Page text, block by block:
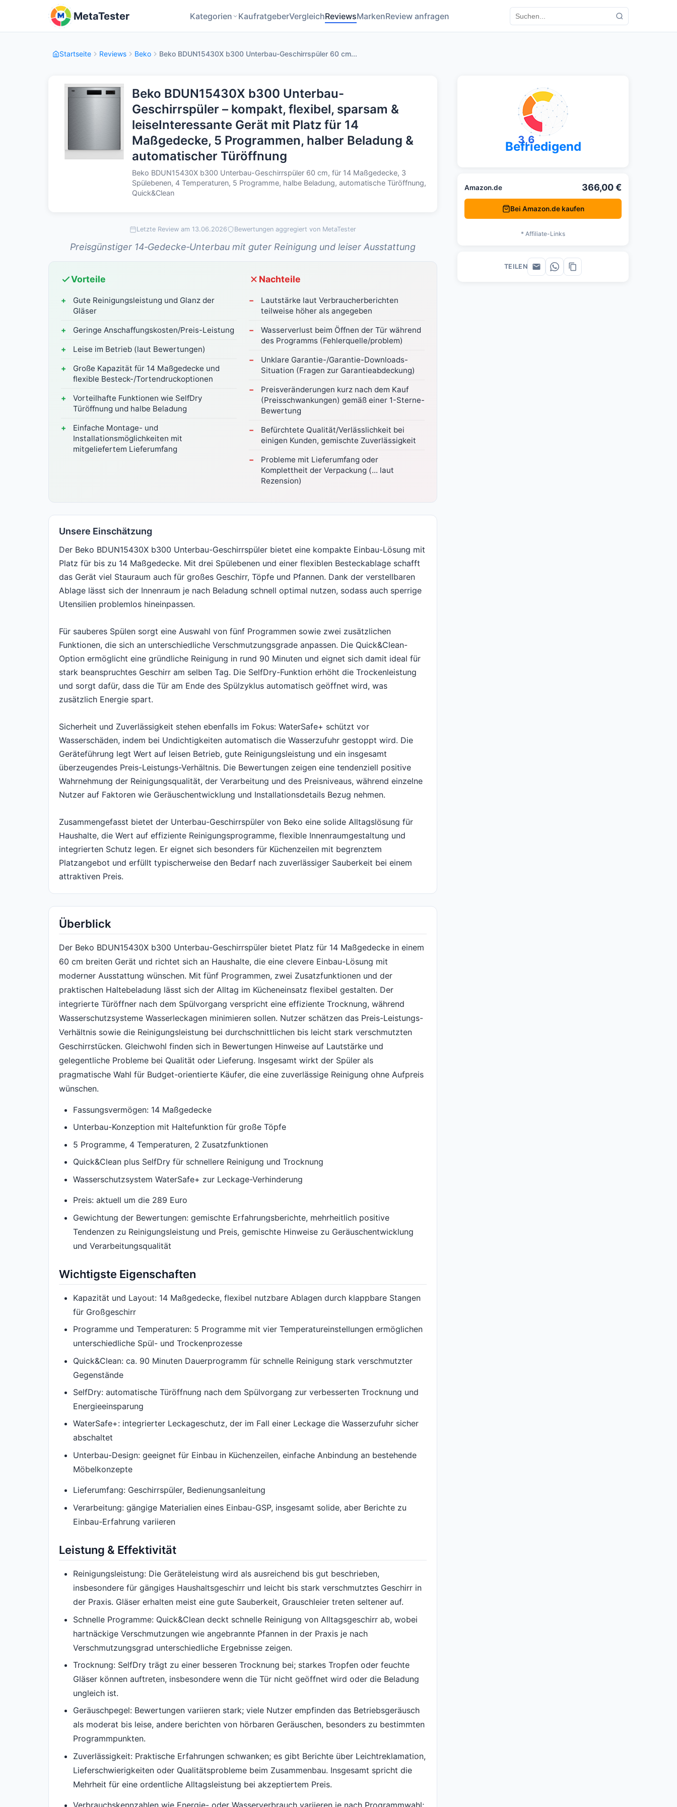
MetaTester Kategorien KaufratgeberVergleichReviewsMarkenReview anfragen
Startseite Reviews Beko Beko BDUN15430X b300 Unterbau-Geschirrspüler 60 cm...
Beko BDUN15430X b300 Unterbau-
Geschirrspüler – kompakt, flexibel, sparsam &
leiseInteressante Gerät mit Platz für 14
Maßgedecke, 5 Programmen, halber Beladung &
automatischer Türöffnung
Beko BDUN15430X b300 Unterbau-Geschirrspüler 60 cm, für 14 Maßgedecke, 3
Spülebenen, 4 Temperaturen, 5 Programme, halbe Beladung, automatische Türöffnung,
Quick&Clean
Letzte Review am 13.06.2026 Bewertungen aggregiert von MetaTester
Preisgünstiger 14‑Gedecke‑Unterbau mit guter Reinigung und leiser Ausstattung
Vorteile
Gute Reinigungsleistung und Glanz der
Gläser
Geringe Anschaffungskosten/Preis-Leistung
Leise im Betrieb (laut Bewertungen)
Große Kapazität für 14 Maßgedecke und
flexible Besteck-/Tortendruckoptionen
Vorteilhafte Funktionen wie SelfDry
Türöffnung und halbe Beladung
Einfache Montage- und
Installationsmöglichkeiten mit
mitgeliefertem Lieferumfang
Nachteile
Lautstärke laut Verbraucherberichten
teilweise höher als angegeben
Wasserverlust beim Öffnen der Tür während
des Programms (Fehlerquelle/problem)
Unklare Garantie-/Garantie-Downloads-
Situation (Fragen zur Garantieabdeckung)
Preisveränderungen kurz nach dem Kauf
(Preisschwankungen) gemäß einer 1-Sterne-
Bewertung
Befürchtete Qualität/Verlässlichkeit bei
einigen Kunden, gemischte Zuverlässigkeit
Probleme mit Lieferumfang oder
Komplettheit der Verpackung (... laut
Rezension)
Unsere Einschätzung
Der Beko BDUN15430X b300 Unterbau-Geschirrspüler bietet eine kompakte Einbau-Lösung mit
Platz für bis zu 14 Maßgedecke. Mit drei Spülebenen und einer flexiblen Besteckablage schafft
das Gerät viel Stauraum auch für großes Geschirr, Töpfe und Pfannen. Dank der verstellbaren
Ablage lässt sich der Innenraum je nach Beladung schnell optimal nutzen, sodass auch sperrige
Utensilien problemlos hineinpassen.
Für sauberes Spülen sorgt eine Auswahl von fünf Programmen sowie zwei zusätzlichen
Funktionen, die sich an unterschiedliche Verschmutzungsgrade anpassen. Die Quick&Clean-
Option ermöglicht eine gründliche Reinigung in rund 90 Minuten und eignet sich damit ideal für
stark beanspruchtes Geschirr am selben Tag. Die SelfDry-Funktion erhöht die Trockenleistung
und sorgt dafür, dass die Tür am Ende des Spülzyklus automatisch geöffnet wird, was
zusätzlich Energie spart.
Sicherheit und Zuverlässigkeit stehen ebenfalls im Fokus: WaterSafe+ schützt vor
Wasserschäden, indem bei Undichtigkeiten automatisch die Wasserzufuhr gestoppt wird. Die
Geräteführung legt Wert auf leisen Betrieb, gute Reinigungsleistung und ein insgesamt
überzeugendes Preis-Leistungs-Verhältnis. Die Bewertungen zeigen eine tendenziell positive
Wahrnehmung der Reinigungsqualität, der Verarbeitung und des Preisniveaus, während einzelne
Nutzer auf Faktoren wie Geräuschentwicklung und Installationsdetails Bezug nehmen.
Zusammengefasst bietet der Unterbau-Geschirrspüler von Beko eine solide Alltagslösung für
Haushalte, die Wert auf effiziente Reinigungsprogramme, flexible Innenraumgestaltung und
integrierten Schutz legen. Er eignet sich besonders für Küchenzeilen mit begrenztem
Platzangebot und erfüllt typischerweise den Bedarf nach zuverlässiger Sauberkeit bei einem
attraktiven Preis.
Überblick
Der Beko BDUN15430X b300 Unterbau-Geschirrspüler bietet Platz für 14 Maßgedecke in einem
60 cm breiten Gerät und richtet sich an Haushalte, die eine clevere Einbau-Lösung mit
moderner Ausstattung wünschen. Mit fünf Programmen, zwei Zusatzfunktionen und der
praktischen Haltebeladung lässt sich der Alltag im Kücheneinsatz flexibel gestalten. Der
integrierte Türöffner nach dem Spülvorgang verspricht eine effiziente Trocknung, während
Wasserschutzsysteme Wasserleckagen minimieren sollen. Nutzer schätzen das Preis-Leistungs-
Verhältnis sowie die Reinigungsleistung bei durchschnittlichen bis leicht stark verschmutzten
Geschirrstücken. Gleichwohl finden sich in Bewertungen Hinweise auf Lautstärke und
gelegentliche Probleme bei Qualität oder Lieferung. Insgesamt wirkt der Spüler als
pragmatische Wahl für Budget-orientierte Käufer, die eine zuverlässige Reinigung ohne Aufpreis
wünschen.
Fassungsvermögen: 14 Maßgedecke
Unterbau-Konzeption mit Haltefunktion für große Töpfe
5 Programme, 4 Temperaturen, 2 Zusatzfunktionen
Quick&Clean plus SelfDry für schnellere Reinigung und Trocknung
Wasserschutzsystem WaterSafe+ zur Leckage-Verhinderung
Preis: aktuell um die 289 Euro
Gewichtung der Bewertungen: gemischte Erfahrungsberichte, mehrheitlich positive
Tendenzen zu Reinigungsleistung und Preis, gemischte Hinweise zu Geräuschentwicklung
und Verarbeitungsqualität
Wichtigste Eigenschaften
Kapazität und Layout: 14 Maßgedecke, flexibel nutzbare Ablagen durch klappbare Stangen
für Großgeschirr
Programme und Temperaturen: 5 Programme mit vier Temperatureinstellungen ermöglichen
unterschiedliche Spül- und Trockenprozesse
Quick&Clean: ca. 90 Minuten Dauerprogramm für schnelle Reinigung stark verschmutzter
Gegenstände
SelfDry: automatische Türöffnung nach dem Spülvorgang zur verbesserten Trocknung und
Energieeinsparung
WaterSafe+: integrierter Leckageschutz, der im Fall einer Leckage die Wasserzufuhr sicher
abschaltet
Unterbau-Design: geeignet für Einbau in Küchenzeilen, einfache Anbindung an bestehende
Möbelkonzepte
Lieferumfang: Geschirrspüler, Bedienungsanleitung
Verarbeitung: gängige Materialien eines Einbau-GSP, insgesamt solide, aber Berichte zu
Einbau-Erfahrung variieren
Leistung & Effektivität
Reinigungsleistung: Die Geräteleistung wird als ausreichend bis gut beschrieben,
insbesondere für gängiges Haushaltsgeschirr und leicht bis stark verschmutztes Geschirr in
der Praxis. Gläser erhalten meist eine gute Sauberkeit, Grauschleier treten seltener auf.
Schnelle Programme: Quick&Clean deckt schnelle Reinigung von Alltagsgeschirr ab, wobei
hartnäckige Verschmutzungen wie angebrannte Pfannen in der Praxis je nach
Verschmutzungsgrad unterschiedliche Ergebnisse zeigen.
Trocknung: SelfDry trägt zu einer besseren Trocknung bei; starkes Tropfen oder feuchte
Gläser können auftreten, insbesondere wenn die Tür nicht geöffnet wird oder die Beladung
ungleich ist.
Geräuschpegel: Bewertungen variieren stark; viele Nutzer empfinden das Betriebsgeräusch
als moderat bis leise, andere berichten von hörbaren Geräuschen, besonders zu bestimmten
Programmpunkten.
Zuverlässigkeit: Praktische Erfahrungen schwanken; es gibt Berichte über Leichtreklamation,
Lieferschwierigkeiten oder Qualitätsprobleme beim Zusammenbau. Insgesamt spricht die
Mehrheit für eine ordentliche Alltagsleistung bei akzeptiertem Preis.
3,6
Befriedigend
Amazon.de 366,00 €
Bei Amazon.de kaufen
* Affiliate-Links
TEILEN